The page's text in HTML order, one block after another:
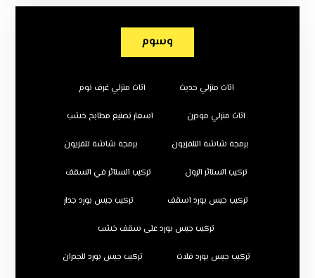
وسوم
اثاث منزلي حديث اثاث منزلي غرف نوم
اثاث منزلي مودرن اسعار تصنيع مطابخ خشب
برمجة شاشة التلفزيون برمجة شاشة تلفزيون
تركيب الستائر الرول تركيب الستائر في السقف
تركيب جبس بورد اسقف تركيب جبس بورد جدار
تركيب جبس بورد على سقف خشب
تركيب جبس بورد فلات تركيب جبس بورد للجدران